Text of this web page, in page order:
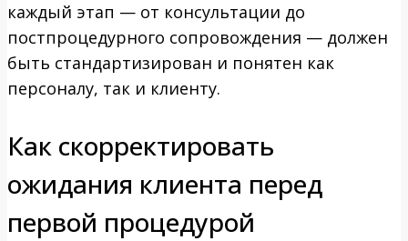
каждый этап — от консультации до
постпроцедурного сопровождения — должен
быть стандартизирован и понятен как
персоналу, так и клиенту.
Как скорректировать
ожидания клиента перед
первой процедурой